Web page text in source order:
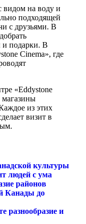
видом на воду и
подходящей
с друзьями. В
и подарки. В
Cinema», где
«Eddystone
магазины
из этих
визит в
культуры
людей с ума
районов
Канады до
разнообразие и